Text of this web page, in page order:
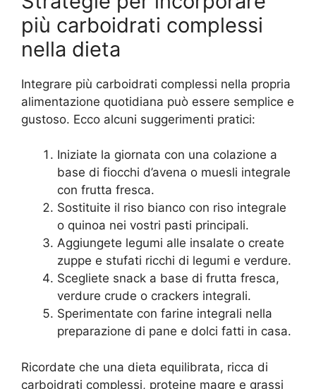
più carboidrati complessi
nella dieta
Integrare più carboidrati complessi nella propria
alimentazione quotidiana può essere semplice e
gustoso. Ecco alcuni suggerimenti pratici:
Iniziate la giornata con una colazione a
base di fiocchi d’avena o muesli integrale
con frutta fresca.
Sostituite il riso bianco con riso integrale
o quinoa nei vostri pasti principali.
Aggiungete legumi alle insalate o create
zuppe e stufati ricchi di legumi e verdure.
Scegliete snack a base di frutta fresca,
verdure crude o crackers integrali.
Sperimentate con farine integrali nella
preparazione di pane e dolci fatti in casa.
Ricordate che una dieta equilibrata, ricca di
carboidrati complessi, proteine magre e grassi